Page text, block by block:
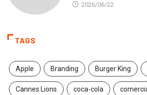
2026/06/22
TAGS
Apple Branding Burger King
Cannes Lions coca-cola